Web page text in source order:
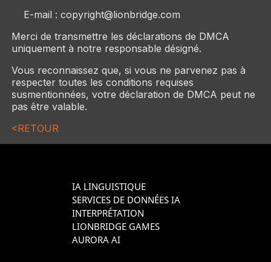
E-mail : copyright@lionbridge.com
Merci de transmettre les déclarations de DMCA
uniquement à notre responsable désigné.
Vous reconnaissez que, si vous ne parvenez pas à
respecter toutes les conditions requises
susmentionnées, votre déclaration de DMCA peut ne
pas être valable.
<RETOUR
IA LINGUISTIQUE
SERVICES DE DONNÉES IA
INTERPRÉTATION
LIONBRIDGE GAMES
AURORA AI